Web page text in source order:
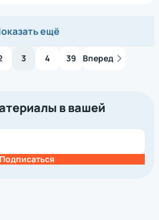
ещё
3 4 39 Вперед
в вашей
Подписаться